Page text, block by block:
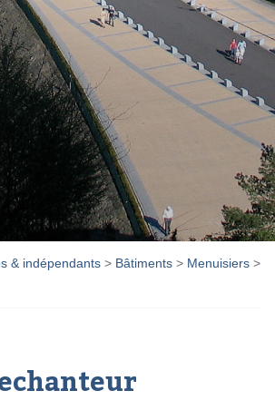
& indépendants > Bâtiments > Menuisiers >